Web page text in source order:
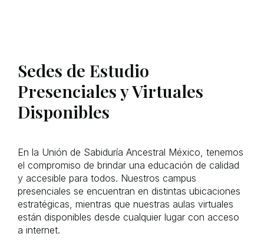
Sedes de Estudio
Presenciales y Virtuales
Disponibles
En la Unión de Sabiduría Ancestral México, tenemos
el compromiso de brindar una educación de calidad
y accesible para todos. Nuestros campus
presenciales se encuentran en distintas ubicaciones
estratégicas, mientras que nuestras aulas virtuales
están disponibles desde cualquier lugar con acceso
a internet.